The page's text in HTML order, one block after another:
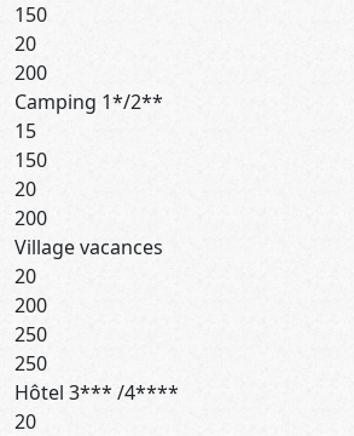
150
20
200
Camping 1*/2**
15
150
20
200
Village vacances
20
200
250
250
Hôtel 3*** /4****
20